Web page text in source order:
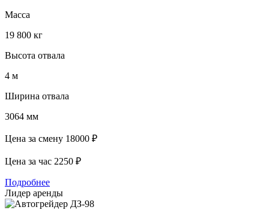
Масса
19 800 кг
Высота отвала
4 м
Ширина отвала
3064 мм
Цена за смену 18000 ₽
Цена за час 2250 ₽
Подробнее
Лидер аренды